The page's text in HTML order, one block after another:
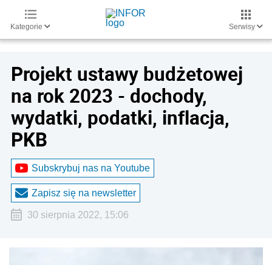
Kategorie Serwisy
Projekt ustawy budżetowej
na rok 2023 - dochody,
wydatki, podatki, inflacja,
PKB
Subskrybuj nas na Youtube
Zapisz się na newsletter
30 sierpnia 2022, 15:06